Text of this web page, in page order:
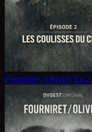
Fourniret / Olivier Ep.2